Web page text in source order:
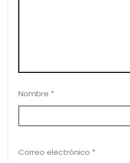
Nombre *
Correo electrónico *